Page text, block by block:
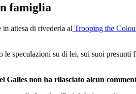
famiglia
in attesa di rivederla al Trooping the
le speculazioni su di lei, sui suoi
Galles non ha rilasciato alcun